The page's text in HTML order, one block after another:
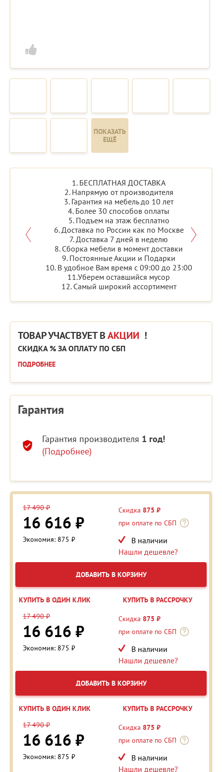
ПОКАЗАТЬ
ЕЩЁ
1. БЕСПЛАТНАЯ ДОСТАВКА
2. Напрямую от производителя
3. Гарантия на мебель до 10 лет
4. Более 30 способов оплаты
5. Подъем на этаж бесплатно
6. Доставка по России как по Москве
7. Доставка 7 дней в неделю
8. Сборка мебели в момент доставки
9. Постоянные Акции и Подарки
10. В удобное Вам время с 09:00 до 23:00
11.Уберем оставшийся мусор
12. Самый широкий ассортимент
ТОВАР УЧАСТВУЕТ ВАКЦИИ !
СКИДКА % ЗА ОПЛАТУ ПО СБП
ПОДРОБНЕЕ
Гарантия
Гарантия производителя 1 год!
(Подробнее)
17 490 ₽
16 616 ₽
Экономия: 875 ₽
Скидка 875 ₽
при оплате по СБП
В наличии
Нашли дешевле?
ДОБАВИТЬ В КОРЗИНУ
КУПИТЬ В ОДИН КЛИК
КУПИТЬ В РАССРОЧКУ
17 490 ₽
16 616 ₽
Экономия: 875 ₽
Скидка 875 ₽
при оплате по СБП
В наличии
Нашли дешевле?
ДОБАВИТЬ В КОРЗИНУ
КУПИТЬ В ОДИН КЛИК
КУПИТЬ В РАССРОЧКУ
17 490 ₽
16 616 ₽
Экономия: 875 ₽
Скидка 875 ₽
при оплате по СБП
В наличии
Нашли дешевле?